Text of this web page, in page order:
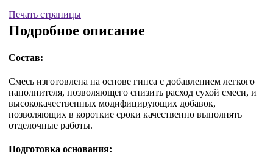
Печать страницы
Подробное описание
Состав:
Смесь изготовлена на основе гипса с добавлением легкого
наполнителя, позволяющего снизить расход сухой смеси, и
высококачественных модифицирующих добавок,
позволяющих в короткие сроки качественно выполнять
отделочные работы.
Подготовка основания: